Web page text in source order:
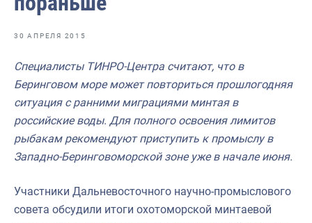
Отраслевые СМИ
Выставки и конференции
Научно-практическая литература
Рыбоохрана России
Отрасль в цифрах
Инфографика
Укрепление духовно-нравственных ценностей
30 АПРЕЛЯ 2015
Специалисты ТИНРО-Центра считают, что в
Беринговом море может повториться прошлогодняя
ситуация с ранними миграциями минтая в
российские воды. Для полного освоения лимитов
рыбакам рекомендуют приступить к промыслу в
Западно-Беринговоморской зоне уже в начале июня.
Участники Дальневосточного научно-промыслового
совета обсудили итоги охотоморской минтаевой